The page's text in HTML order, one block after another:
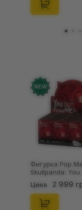
(29347)
NEW
Фигурка Pop
Skullpanda: You
Me!: Plush Doll
Series (Blind Box:
10) (Secret
(29347)
Цена 2 999